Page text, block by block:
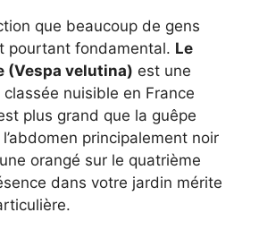
que beaucoup de gens
pourtant fondamental. Le
(Vespa velutina) est une
nuisible en France
plus grand que la guêpe
principalement noir
orangé sur le quatrième
dans votre jardin mérite